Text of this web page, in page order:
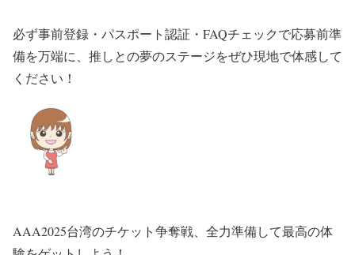
必ず事前登録・パスポート認証・FAQチェックで応募前準
備を万端に、推しとの夢のステージをぜひ現地で体感して
ください！
AAA2025台湾のチケット争奪戦、全力準備して最高の体